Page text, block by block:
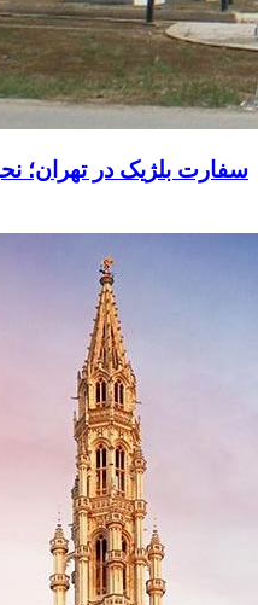
سفارت بلژیک در تهران؛